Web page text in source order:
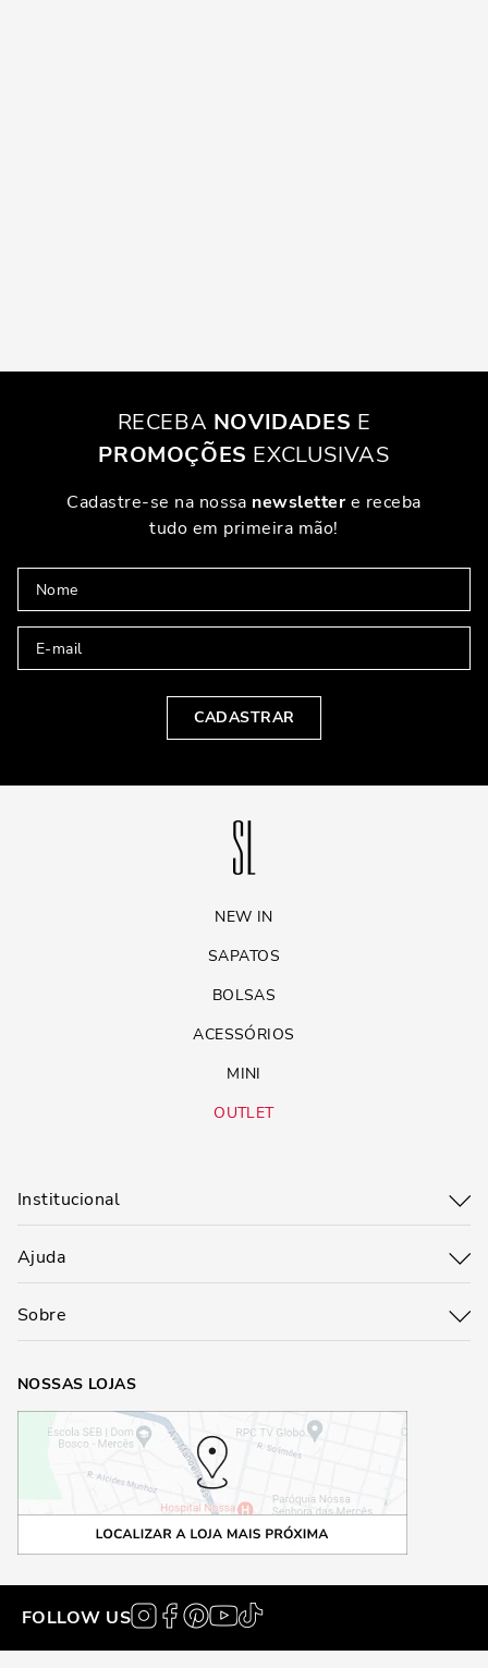
RECEBA NOVIDADES E
PROMOÇÕES EXCLUSIVAS
Cadastre-se na nossa newslettere receba
tudo em primeira mão!
CADASTRAR
NEW IN
SAPATOS
BOLSAS
ACESSÓRIOS
MINI
OUTLET
Institucional
Ajuda
Sobre
NOSSAS LOJAS
FOLLOW US